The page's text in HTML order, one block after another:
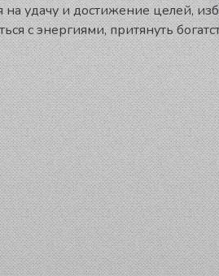
на удачу и достижение целей,
с энергиями, притянуть